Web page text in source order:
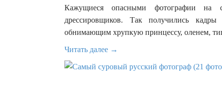
Кажущиеся опасными фотографии на
дрессировщиков. Так получились
обнимающим хрупкую принцессу, оленем,
Читать далее →